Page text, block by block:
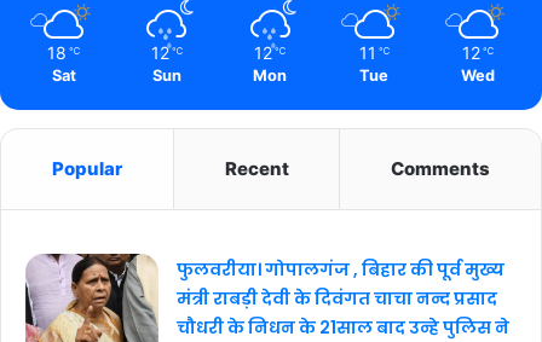
18 ℃
Sat
12 ℃
Sun
12 ℃
Mon
11 ℃
Tue
12 ℃
Wed
Popular Recent Comments
फुलवरीया। गोपालगंज , बिहार की पूर्व मुख्य
मंत्री राबड़ी देवी के दिवंगत चाचा नन्द प्रसाद
चौधरी के निधन के 21साल बाद उन्हे पुलिस ने